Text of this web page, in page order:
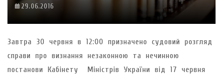
29.06.2016
Завтра 30 червня в 12:00 призначено судовий розгляд
справи про визнання незаконною та нечинною
постанови Кабінету Міністрів України від 17 червня